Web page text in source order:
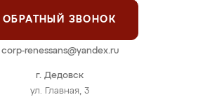
г. Дедовск
ул. Главная, 3
ОБРАТНЫЙ ЗВОНОК
corp-renessans@yandex.ru